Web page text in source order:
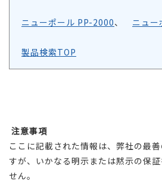
ニューポール PP-2000、 ニュ
製品検索TOP
注意事項
ここに記載された情報は、弊社の最
すが、いかなる明示または黙示の保
せん。